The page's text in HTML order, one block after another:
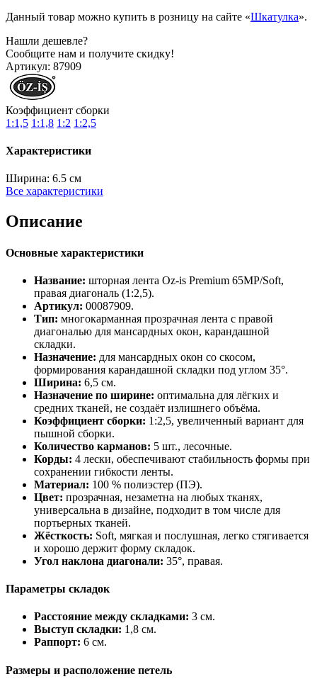
Данный товар можно купить в розницу на сайте «Шкатулка».
Нашли дешевле?
Сообщите нам и получите скидку!
Артикул: 87909
Коэффициент сборки
1:1,5 1:1,8 1:2 1:2,5
Характеристики
Ширина: 6.5 см
Все характеристики
Описание
Основные характеристики
Название: шторная лента Oz-is Premium 65MP/Soft,
правая диагональ (1:2,5).
Артикул: 00087909.
Тип: многокарманная прозрачная лента с правой
диагональю для мансардных окон, карандашной
складки.
Назначение: для мансардных окон со скосом,
формирования карандашной складки под углом 35°.
Ширина: 6,5 см.
Назначение по ширине: оптимальна для лёгких и
средних тканей, не создаёт излишнего объёма.
Коэффициент сборки: 1:2,5, увеличенный вариант для
пышной сборки.
Количество карманов: 5 шт., лесочные.
Корды: 4 лески, обеспечивают стабильность формы при
сохранении гибкости ленты.
Материал: 100 % полиэстер (ПЭ).
Цвет: прозрачная, незаметна на любых тканях,
универсальна в дизайне, подходит в том числе для
портьерных тканей.
Жёсткость: Soft, мягкая и послушная, легко стягивается
и хорошо держит форму складок.
Угол наклона диагонали: 35°, правая.
Параметры складок
Расстояние между складками: 3 см.
Выступ складки: 1,8 см.
Раппорт: 6 см.
Размеры и расположение петель